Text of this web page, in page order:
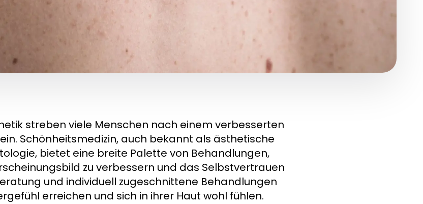
streben viele Menschen nach einem verbesserten
Schönheitsmedizin, auch bekannt als ästhetische
bietet eine breite Palette von Behandlungen,
zu verbessern und das Selbstvertrauen
und individuell zugeschnittene Behandlungen
erreichen und sich in ihrer Haut wohl fühlen.